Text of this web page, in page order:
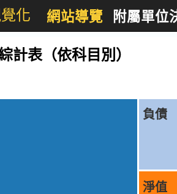
化 網站導覽 附屬單位
綜計表(依科目別)
負債
淨值
計表（依科目別）